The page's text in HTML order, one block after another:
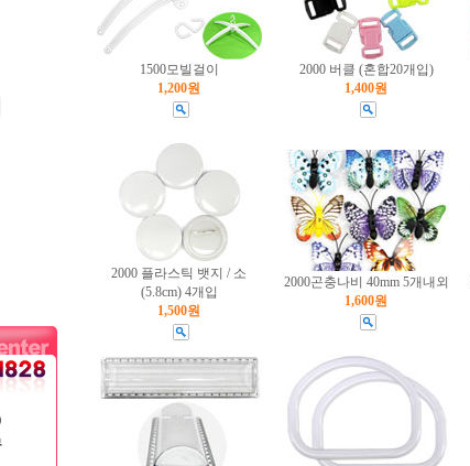
1500모빌걸이
1,200원
2000 버클 (혼합20개입)
1,400원
2000 플라스틱 뱃지 / 소
(5.8cm) 4개입
1,500원
2000곤충나비 40mm 5개내외
1,600원